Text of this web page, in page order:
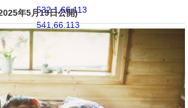
532.1,66.113
541,66.113
557.115,58.899
557.115,50
C557.115,41.1
549.9,33.886
年5月19日公開)